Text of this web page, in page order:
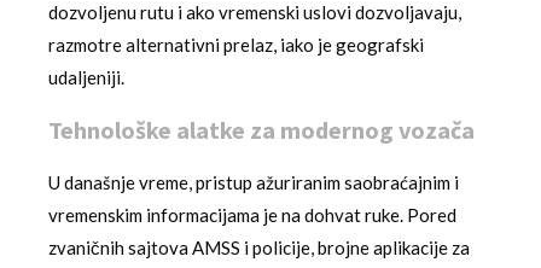
dozvoljenu rutu i ako vremenski uslovi dozvoljavaju,
razmotre alternativni prelaz, iako je geografski
udaljeniji.
Tehnološke alatke za modernog vozača
U današnje vreme, pristup ažuriranim saobraćajnim i
vremenskim informacijama je na dohvat ruke. Pored
zvaničnih sajtova AMSS i policije, brojne aplikacije za